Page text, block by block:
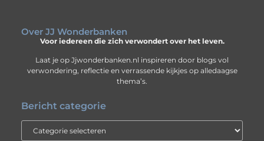
Over JJ Wonderbanken
Voor iedereen die zich verwondert over het leven.
Laat je op Jjwonderbanken.nl inspireren door blogs vol
verwondering, reflectie en verrassende kijkjes op alledaagse
thema’s.
Bericht categorie